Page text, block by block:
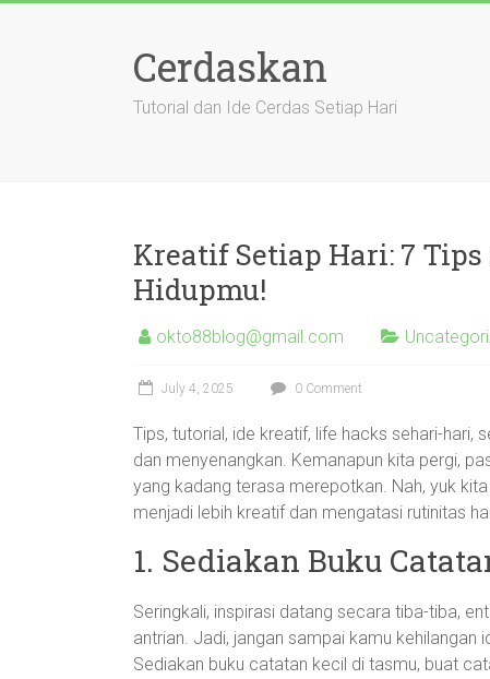
Cerdaskan
Tutorial dan Ide Cerdas Setiap Hari
Kreatif Setiap Hari: 7
Hidupmu!
okto88blog@gmail.com
July 4, 2025 0 Comment
Tips, tutorial, ide kreatif, life hacks sehari-hari,
dan menyenangkan. Kemanapun kita pergi,
yang kadang terasa merepotkan. Nah, yuk
menjadi lebih kreatif dan mengatasi rutinitas
1. Sediakan Buku
Seringkali, inspirasi datang secara tiba-tiba,
antrian. Jadi, jangan sampai kamu
Sediakan buku catatan kecil di tasmu, buat